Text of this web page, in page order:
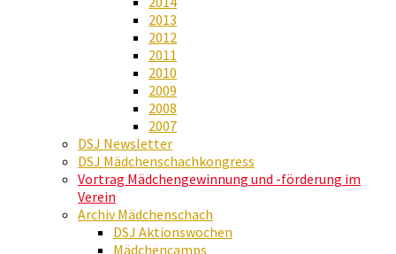
2013
2012
2011
2010
2009
2008
2007
DSJ Newsletter
DSJ Mädchenschachkongress
Vortrag Mädchengewinnung und -förderung im
Verein
Archiv Mädchenschach
DSJ Aktionswochen
Mädchencamps